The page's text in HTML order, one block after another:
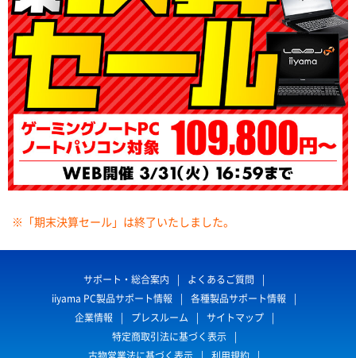
※「期末決算セール」は終了いたしました。
サポート・総合案内
よくあるご質問
iiyama PC製品サポート情報
各種製品サポート情報
企業情報
プレスルーム
サイトマップ
特定商取引法に基づく表示